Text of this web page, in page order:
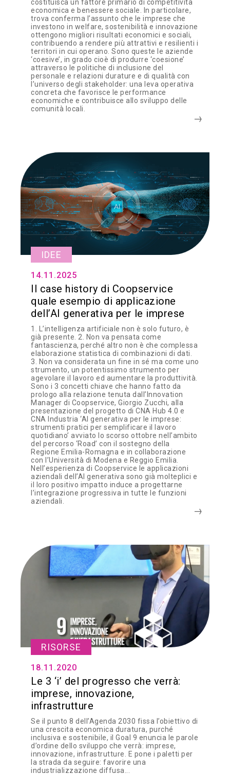
costituisca un fattore primario di competitività
economica e benessere sociale. In particolare,
trova conferma l’assunto che le imprese che
investono in welfare, sostenibilità e innovazione
ottengono migliori risultati economici e sociali,
contribuendo a rendere più attrattivi e resilienti i
territori in cui operano. Sono queste le aziende
‘coesive’, in grado cioè di produrre ‘coesione’
attraverso le politiche di inclusione del
personale e relazioni durature e di qualità con
l’universo degli stakeholder: una leva operativa
concreta che favorisce le performance
economiche e contribuisce allo sviluppo delle
comunità locali.
IDEE
14.11.2025
Il case history di Coopservice
quale esempio di applicazione
dell’AI generativa per le imprese
1. L’intelligenza artificiale non è solo futuro, è
già presente. 2. Non va pensata come
fantascienza, perché altro non è che complessa
elaborazione statistica di combinazioni di dati.
3. Non va considerata un fine in sé ma come uno
strumento, un potentissimo strumento per
agevolare il lavoro ed aumentare la produttività.
Sono i 3 concetti chiave che hanno fatto da
prologo alla relazione tenuta dall’Innovation
Manager di Coopservice, Giorgio Zucchi, alla
presentazione del progetto di CNA Hub 4.0 e
CNA Industria ‘AI generativa per le imprese:
strumenti pratici per semplificare il lavoro
quotidiano’ avviato lo scorso ottobre nell’ambito
del percorso ‘Road’ con il sostegno della
Regione Emilia-Romagna e in collaborazione
con l’Università di Modena e Reggio Emilia.
Nell’esperienza di Coopservice le applicazioni
aziendali dell’AI generativa sono già molteplici e
il loro positivo impatto induce a progettarne
l’integrazione progressiva in tutte le funzioni
aziendali.
RISORSE
18.11.2020
Le 3 ‘i’ del progresso che verrà:
imprese, innovazione,
infrastrutture
Se il punto 8 dell’Agenda 2030 fissa l’obiettivo di
una crescita economica duratura, purché
inclusiva e sostenibile, il Goal 9 enuncia le parole
d’ordine dello sviluppo che verrà: imprese,
innovazione, infrastrutture. E pone i paletti per
la strada da seguire: favorire una
industrializzazione diffusa...